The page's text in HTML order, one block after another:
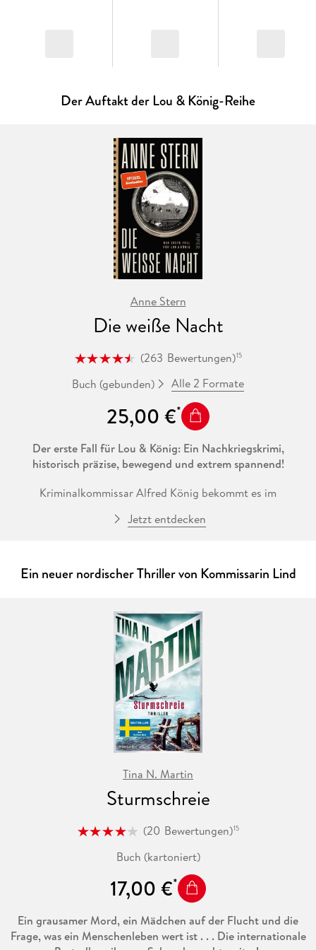
Der Auftakt der Lou & König-Reihe
Anne Stern
Die weiße Nacht
(263 Bewertungen)15
Buch (gebunden) Alle 2 Formate
25,00 €
Der erste Fall für Lou & König: Ein Nachkriegskrimi,
historisch präzise, bewegend und extrem spannend!
Kriminalkommissar Alfred König bekommt es im
tun. Die junge Fotografin Lou Faber hat die Tote in den
die gefalteten Hände der Toten nicht los. Mit ihrer Intuition
Leichen setzt die Ermittler unter Zeitdruck und weist in eine
neue Richtung, zurück in die finstere Vergangenheit.
Für alle Gereon-Rath-Fans!
Jetzt entdecken
Ein neuer nordischer Thriller von Kommissarin Lind
Tina N. Martin
Sturmschreie
(20 Bewertungen)15
Buch (kartoniert)
17,00 €
Ein grausamer Mord, ein Mädchen auf der Flucht und die
Frage, was ein Menschenleben wert ist . . . Die internationale